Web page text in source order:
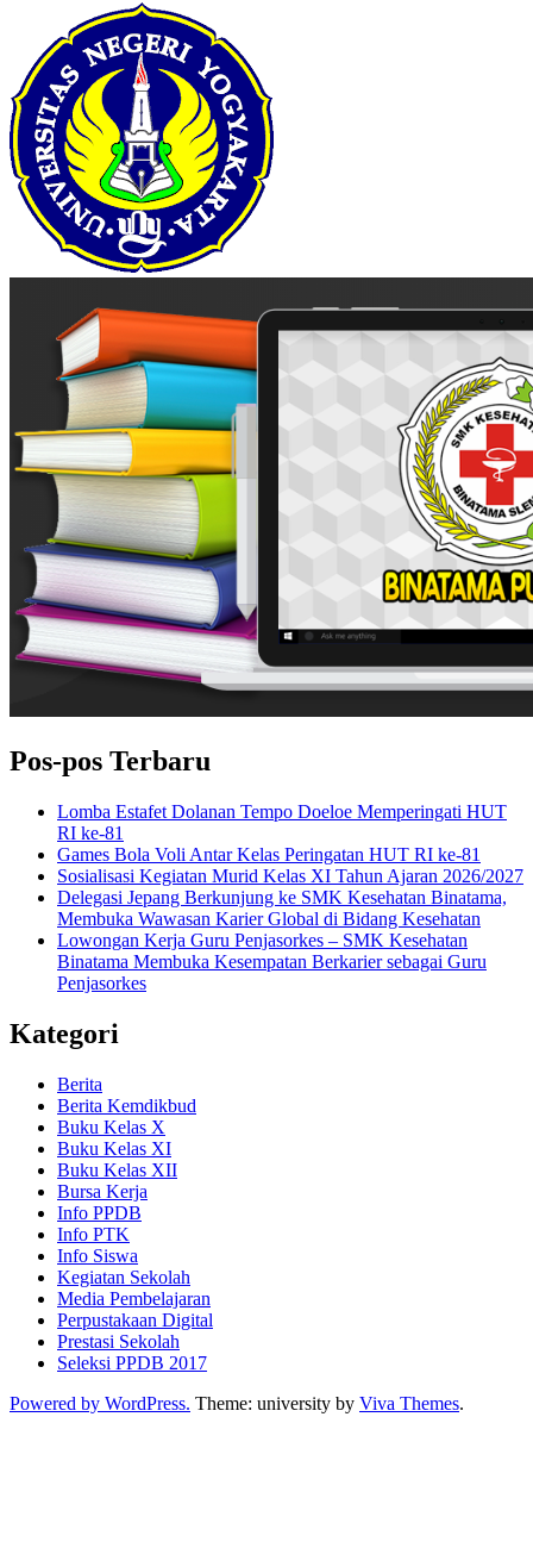
Pos-pos Terbaru
Lomba Estafet Dolanan Tempo Doeloe Memperingati HUT
RI ke-81
Games Bola Voli Antar Kelas Peringatan HUT RI ke-81
Sosialisasi Kegiatan Murid Kelas XI Tahun Ajaran 2026/2027
Delegasi Jepang Berkunjung ke SMK Kesehatan Binatama,
Membuka Wawasan Karier Global di Bidang Kesehatan
Lowongan Kerja Guru Penjasorkes – SMK Kesehatan
Binatama Membuka Kesempatan Berkarier sebagai Guru
Penjasorkes
Kategori
Berita
Berita Kemdikbud
Buku Kelas X
Buku Kelas XI
Buku Kelas XII
Bursa Kerja
Info PPDB
Info PTK
Info Siswa
Kegiatan Sekolah
Media Pembelajaran
Perpustakaan Digital
Prestasi Sekolah
Seleksi PPDB 2017
Powered by WordPress. Theme: university by Viva Themes.